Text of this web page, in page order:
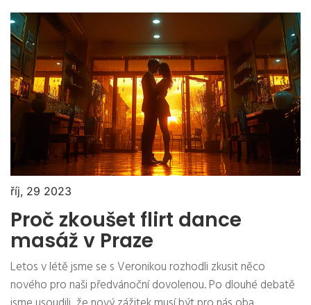
říj, 29 2023
Proč zkoušet flirt dance
masáž v Praze
Letos v létě jsme se s Veronikou rozhodli zkusit něco
nového pro naši předvánoční dovolenou. Po dlouhé debatě